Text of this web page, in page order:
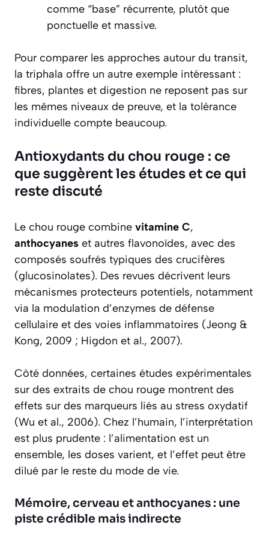
comme “base” récurrente, plutôt que
ponctuelle et massive.
Pour comparer les approches autour du transit,
la triphala offre un autre exemple intéressant :
fibres, plantes et digestion ne reposent pas sur
les mêmes niveaux de preuve, et la tolérance
individuelle compte beaucoup.
Antioxydants du chou rouge : ce
que suggèrent les études et ce qui
reste discuté
Le chou rouge combine vitamine C,
anthocyanes et autres flavonoïdes, avec des
composés soufrés typiques des crucifères
(glucosinolates). Des revues décrivent leurs
mécanismes protecteurs potentiels, notamment
via la modulation d’enzymes de défense
cellulaire et des voies inflammatoires (Jeong &
Kong, 2009 ; Higdon et al., 2007).
Côté données, certaines études expérimentales
sur des extraits de chou rouge montrent des
effets sur des marqueurs liés au stress oxydatif
(Wu et al., 2006). Chez l’humain, l’interprétation
est plus prudente : l’alimentation est un
ensemble, les doses varient, et l’effet peut être
dilué par le reste du mode de vie.
Mémoire, cerveau et anthocyanes : une
piste crédible mais indirecte